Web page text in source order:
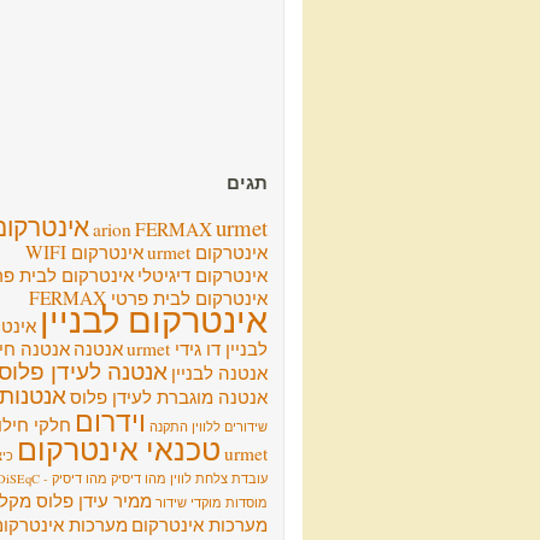
תגים
arionFERMAXurmet
אינטרקום urmet
אינטרקום WIFI
אינטרקום דיגיטלי אינטרקום לבית
אינטרקום לבית פרטי FERMAX
אינטרקום לבניין
לבניין דו גידי urmet
אנטנהאנטנה
אנטנה לבניין אנטנה לעידן
אנטנה מוגברת לעידן פלוסאנטנות
שידורים ללווין התקנה וידרום חלקי
urmet טכנאי אינטרקום
עובדת צלחת לווין מהו דיסיק מהו דיסיק - DiSEqC
מוסדות מוקדי שידור ממיר עידן פלוס
מערכות אינטרקום מערכות